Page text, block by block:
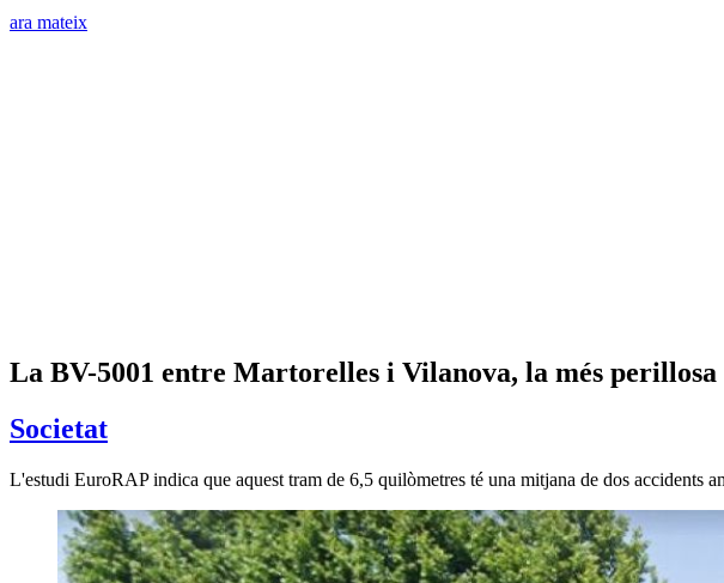
ara mateix
La BV-5001 entre Martorelles i Vilanova, la més
Societat
L'estudi EuroRAP indica que aquest tram de 6,5 quilòmetres té una mitjana de dos accidents